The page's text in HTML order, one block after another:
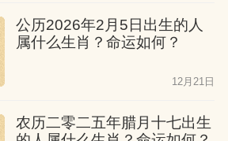
公历2026年2月5日出生的人
属什么生肖？命运如何？
12月21日
农历二零二五年腊月十七出生